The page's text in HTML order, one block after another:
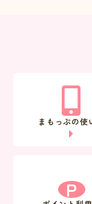
まもっぷの使
P